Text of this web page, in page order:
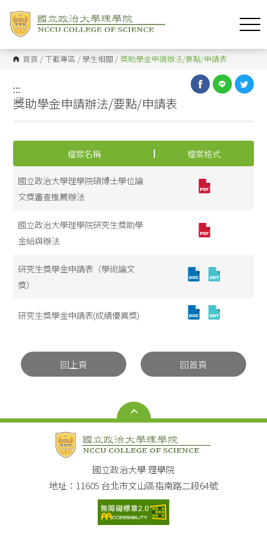
首頁 / 下載專區 /學生相關 / 獎助學金申請辦法/要點/申請表
:::
:::
獎助學金申請辦法/要點/申請表
檔案名稱 檔案格式
國立政治大學理學院碩博士學位論
文獎審查推薦辦法
國立政治大學理學院研究生獎助學
金給與辦法
研究生獎學金申請表（學術論文
獎）
研究生獎學金申請表(成績優異獎)
回上頁 回首頁
國立政治大學 理學院
地址：11605 台北市文山區指南路二段64號